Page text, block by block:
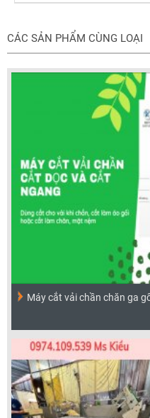
CÁC SẢN PHẨM CÙNG LOẠI
Máy cắt vải chần chăn ga